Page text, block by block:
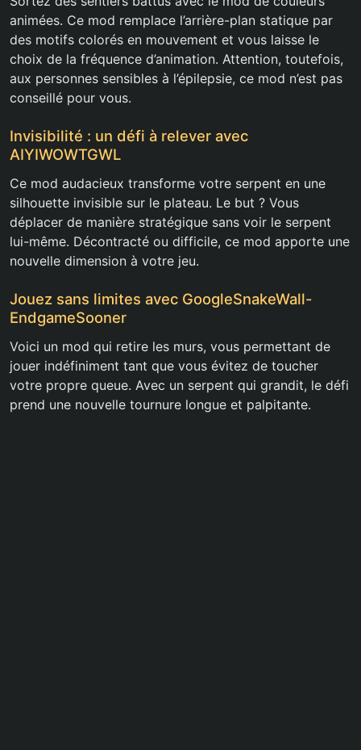
animées. Ce mod remplace l’arrière-plan statique par
des motifs colorés en mouvement et vous laisse le
choix de la fréquence d’animation. Attention, toutefois,
aux personnes sensibles à l’épilepsie, ce mod n’est pas
conseillé pour vous.
Invisibilité : un défi à relever avec
AIYIWOWTGWL
Ce mod audacieux transforme votre serpent en une
silhouette invisible sur le plateau. Le but ? Vous
déplacer de manière stratégique sans voir le serpent
lui-même. Décontracté ou difficile, ce mod apporte une
nouvelle dimension à votre jeu.
Jouez sans limites avec GoogleSnakeWall-
EndgameSooner
Voici un mod qui retire les murs, vous permettant de
jouer indéfiniment tant que vous évitez de toucher
votre propre queue. Avec un serpent qui grandit, le défi
prend une nouvelle tournure longue et palpitante.